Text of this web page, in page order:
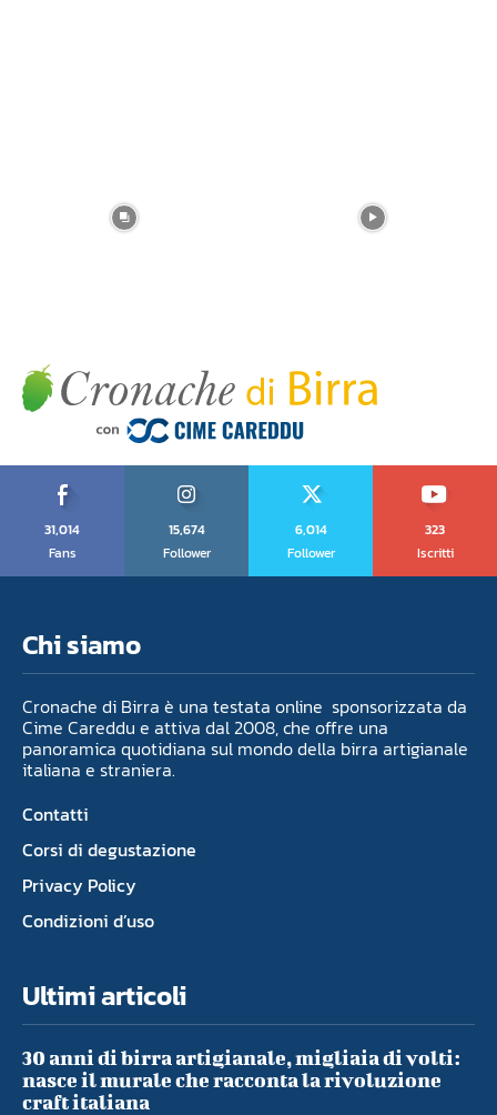
31,014
Fans
15,674
Follower
6,014
Follower
323
Iscritti
Chi siamo
Cronache di Birra è una testata online sponsorizzata da
Cime Careddu e attiva dal 2008, che offre una
panoramica quotidiana sul mondo della birra artigianale
italiana e straniera.
Contatti
Corsi di degustazione
Privacy Policy
Condizioni d’uso
Ultimi articoli
30 anni di birra artigianale, migliaia di volti:
nasce il murale che racconta la rivoluzione
craft italiana